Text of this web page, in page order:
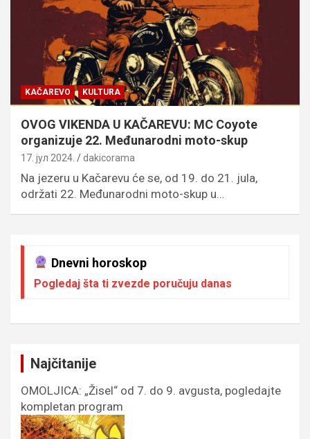
KAČAREVO KULTURA
OVOG VIKENDA U KAČAREVU: MC Coyote
organizuje 22. Međunarodni moto-skup
17. јул 2024. dakicorama
Na jezeru u Kačarevu će se, od 19. do 21. jula,
održati 22. Međunarodni moto-skup u…
Dnevni horoskop
Pogledaj šta ti zvezde poručuju danas
Najčitanije
OMOLJICA: „Žisel“ od 7. do 9. avgusta, pogledajte
kompletan program